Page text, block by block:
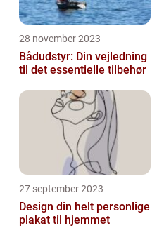
28 november 2023
Bådudstyr: Din vejledning
til det essentielle tilbehør
27 september 2023
Design din helt personlige
plakat til hjemmet